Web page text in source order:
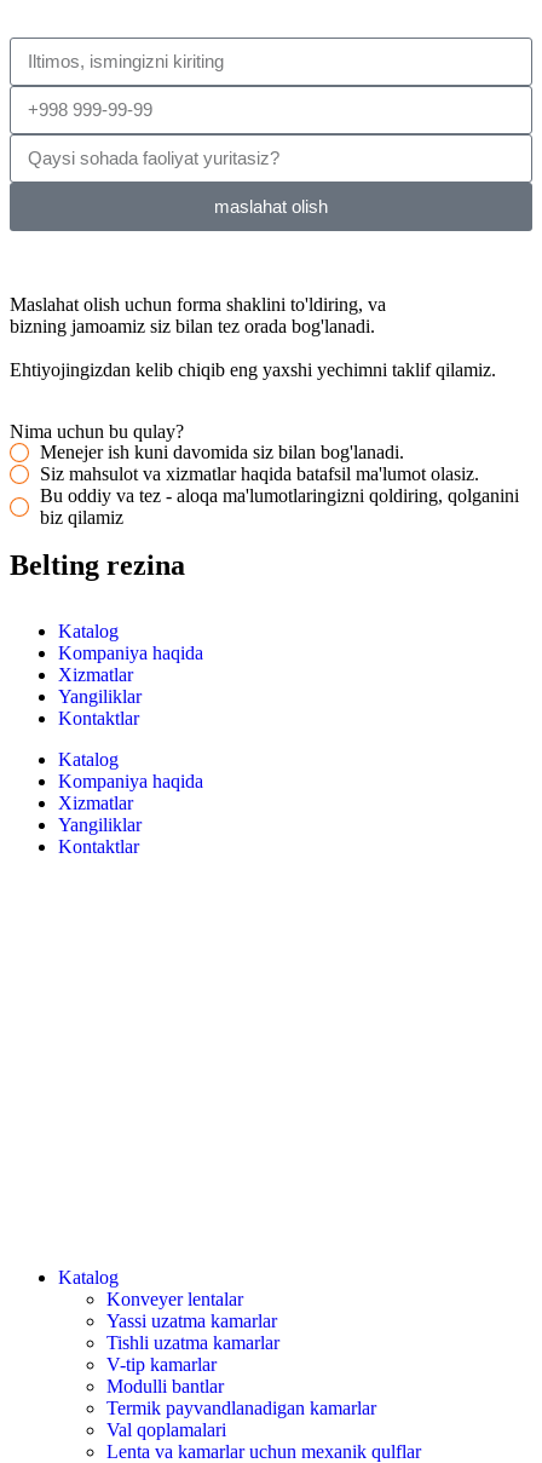
maslahat olish
Maslahat olish uchun forma shaklini to'ldiring, va
bizning jamoamiz siz bilan tez orada bog'lanadi.
Ehtiyojingizdan kelib chiqib eng yaxshi yechimni taklif qilamiz.
Nima uchun bu qulay?
Menejer ish kuni davomida siz bilan bog'lanadi.
Siz mahsulot va xizmatlar haqida batafsil ma'lumot olasiz.
Bu oddiy va tez - aloqa ma'lumotlaringizni qoldiring, qolganini
biz qilamiz
Belting rezina
Katalog
Kompaniya haqida
Xizmatlar
Yangiliklar
Kontaktlar
Katalog
Kompaniya haqida
Xizmatlar
Yangiliklar
Kontaktlar
Katalog
Konveyer lentalar
Yassi uzatma kamarlar
Tishli uzatma kamarlar
V-tip kamarlar
Modulli bantlar
Termik payvandlanadigan kamarlar
Val qoplamalari
Lenta va kamarlar uchun mexanik qulflar